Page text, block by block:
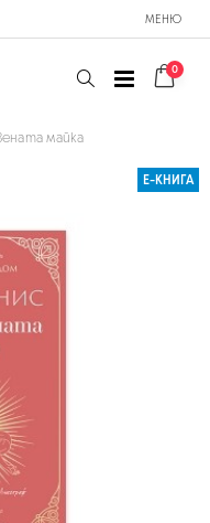
МЕНЮ
0
майка
Е-КНИГА